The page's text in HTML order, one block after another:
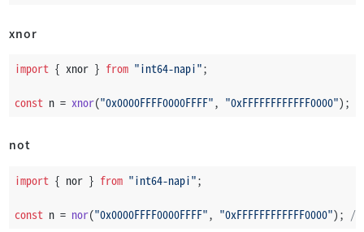
xnor
import { xnor } from "int64-napi";
const n = xnor("0x0000FFFF0000FFFF", "0xFFFFFFFFFFFF0000");
not
import { nor } from "int64-napi";
const n = nor("0x0000FFFF0000FFFF", "0xFFFFFFFFFFFF0000"); //